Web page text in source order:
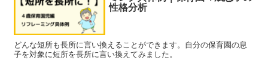
性格分析
どんな短所も長所に言い換えることができます。自分の保育園の息
子を対象に短所を長所に言い換えてみました。